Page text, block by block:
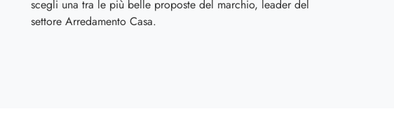
scegli una tra le più belle proposte del marchio, leader del
settore Arredamento Casa.